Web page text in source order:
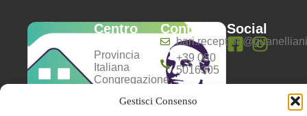
Gestisci Consenso
Centro
Provincia
Italiana
Congregazione
Contatti
+39 080
5016305
Lun-
Dom:
Social